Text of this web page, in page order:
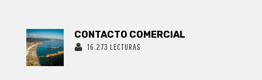
CONTACTO COMERCIAL
16.273 LECTURAS